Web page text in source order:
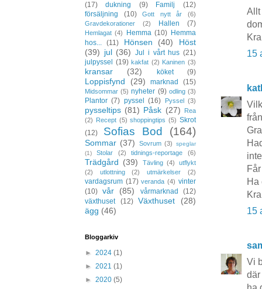
Allt
15
Ha
15
Vi
där
(17)
dukning (9) Familj
(12)
försäljning
(10) Gott nytt år
(6)
Gravdekorationer
(2) Hallen (7)
Hemlagat (4) Hemma (10) Hemma
hos...
(11) Hönsen (40)
Höst
(39) jul (36) Jul i vårt hus (21)
julpyssel
(19) kakfat (2) Kaninen (3)
kransar (32) köket (9)
Loppisfynd (29) marknad (15)
Midsommar (5) nyheter (9) odling (3)
Plantor (7) pyssel (16) Pyssel (3)
pysseltips (81) Påsk (27)
Rea
(2) Recept (5) shoppingtips (5) Skrot
(12)
Sofias Bod (164)
Sommar (37) Sovrum (3)
speglar
(1)
Stolar (2) tidnings-reportage (6)
Trädgård (39) Tävling (4)
utflykt
(2)
utlottning (2) utmärkelser (2)
vardagsrum (17) veranda (4) vinter
(10) vår (85) vårmarknad
(12)
växthuset
(12) Växthuset
(28)
ägg (46)
Bloggarkiv
► 2024 (1)
► 2021 (1)
► 2020 (5)